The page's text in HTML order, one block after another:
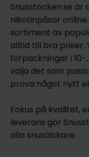
Snusstocken.se är
nikotinpåsar
sortiment av
alltid till bra priser.
förpackningar i
välja det som
prova något nytt
Fokus på kvalitet,
leverans gör
alla snusälskare.